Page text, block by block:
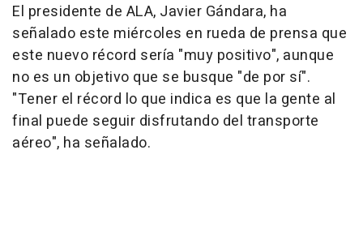
El presidente de ALA, Javier Gándara, ha
señalado este miércoles en rueda de prensa que
este nuevo récord sería "muy positivo", aunque
no es un objetivo que se busque "de por sí".
"Tener el récord lo que indica es que la gente al
final puede seguir disfrutando del transporte
aéreo", ha señalado.